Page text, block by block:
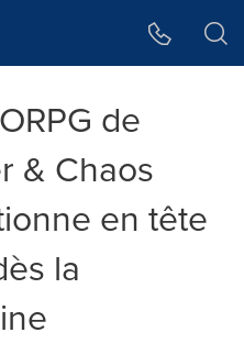
de
& Chaos
en tête
la